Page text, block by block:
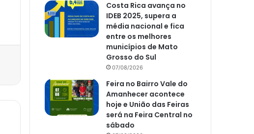
Costa Rica avança no
IDEB 2025, supera a
média nacional e fica
entre os melhores
municípios de Mato
Grosso do Sul
07/08/2026
Feira no Bairro Vale do
Amanhecer acontece
hoje e União das Feiras
será na Feira Central no
sábado